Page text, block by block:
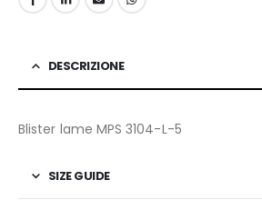
DESCRIZIONE
Blister lame MPS 3104-L-5
SIZE GUIDE